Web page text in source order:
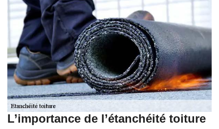
L’importance de l’étanchéité toiture